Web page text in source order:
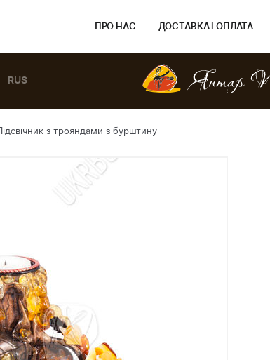
ПРО НАС ДОСТАВКА І ОПЛАТА
RUS
Підсвічник з трояндами з бурштину